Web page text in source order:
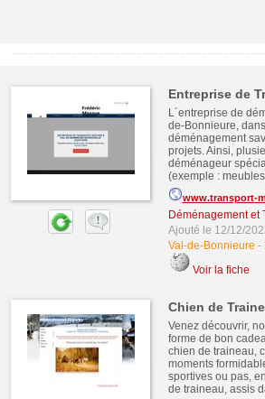
Entreprise de
L´entreprise de
de-Bonnieure,
déménagement
projets. Ainsi,
déménageur
(exemple :
www.transport-
Déménagement et
Ajouté le 12/12/
Val-de-Bonnieure -
Voir la fiche
Chien de
Venez découvrir,
forme de bon
chien de traineau,
moments
sportives ou pas,
de traineau, assis